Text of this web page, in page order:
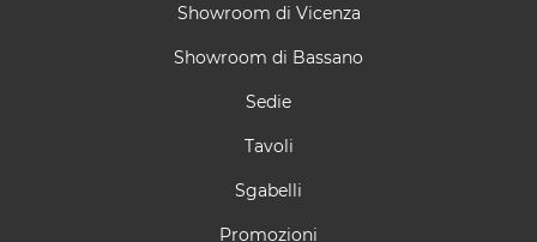
Showroom di Vicenza
Showroom di Bassano
Sedie
Tavoli
Sgabelli
Promozioni